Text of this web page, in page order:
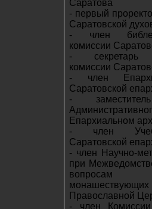
Саратова
- первый
Саратовской
- член
комиссии
- секретарь
комиссии
- член
Саратовской
-
Епархиальном
- член
Саратовской
- член Научно-
при
вопросам
Православной
- член